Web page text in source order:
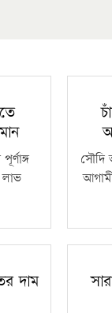
লাভ
সৌদি
দাম